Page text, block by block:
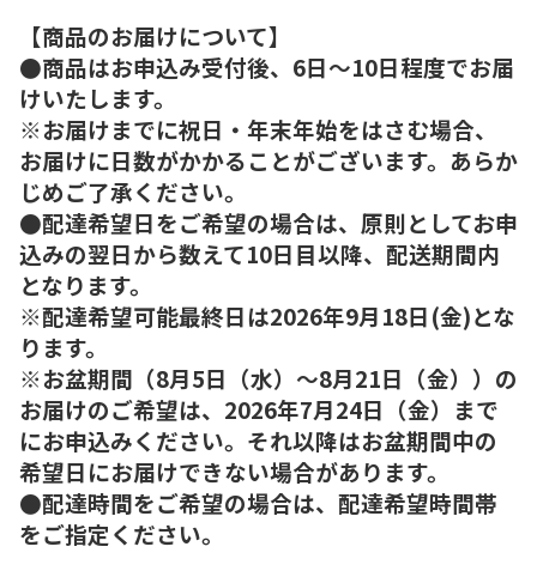
【商品のお届けについて】
●商品はお申込み受付後、6日～10日程度でお届
けいたします。
※お届けまでに祝日・年末年始をはさむ場合、
お届けに日数がかかることがございます。あらか
じめご了承ください。
●配達希望日をご希望の場合は、原則としてお申
込みの翌日から数えて10日目以降、配送期間内
となります。
※配達希望可能最終日は2026年9月18日(金)とな
ります。
※お盆期間（8月5日（水）～8月21日（金））の
お届けのご希望は、2026年7月24日（金）まで
にお申込みください。それ以降はお盆期間中の
希望日にお届けできない場合があります。
●配達時間をご希望の場合は、配達希望時間帯
をご指定ください。